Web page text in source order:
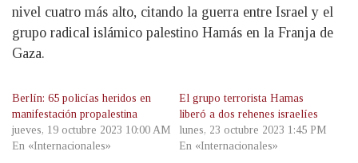
nivel cuatro más alto, citando la guerra entre Israel y el
grupo radical islámico palestino Hamás en la Franja de
Gaza.
Berlín: 65 policías heridos en
manifestación propalestina
jueves, 19 octubre 2023 10:00 AM
En «Internacionales»
El grupo terrorista Hamas
liberó a dos rehenes israelíes
lunes, 23 octubre 2023 1:45 PM
En «Internacionales»